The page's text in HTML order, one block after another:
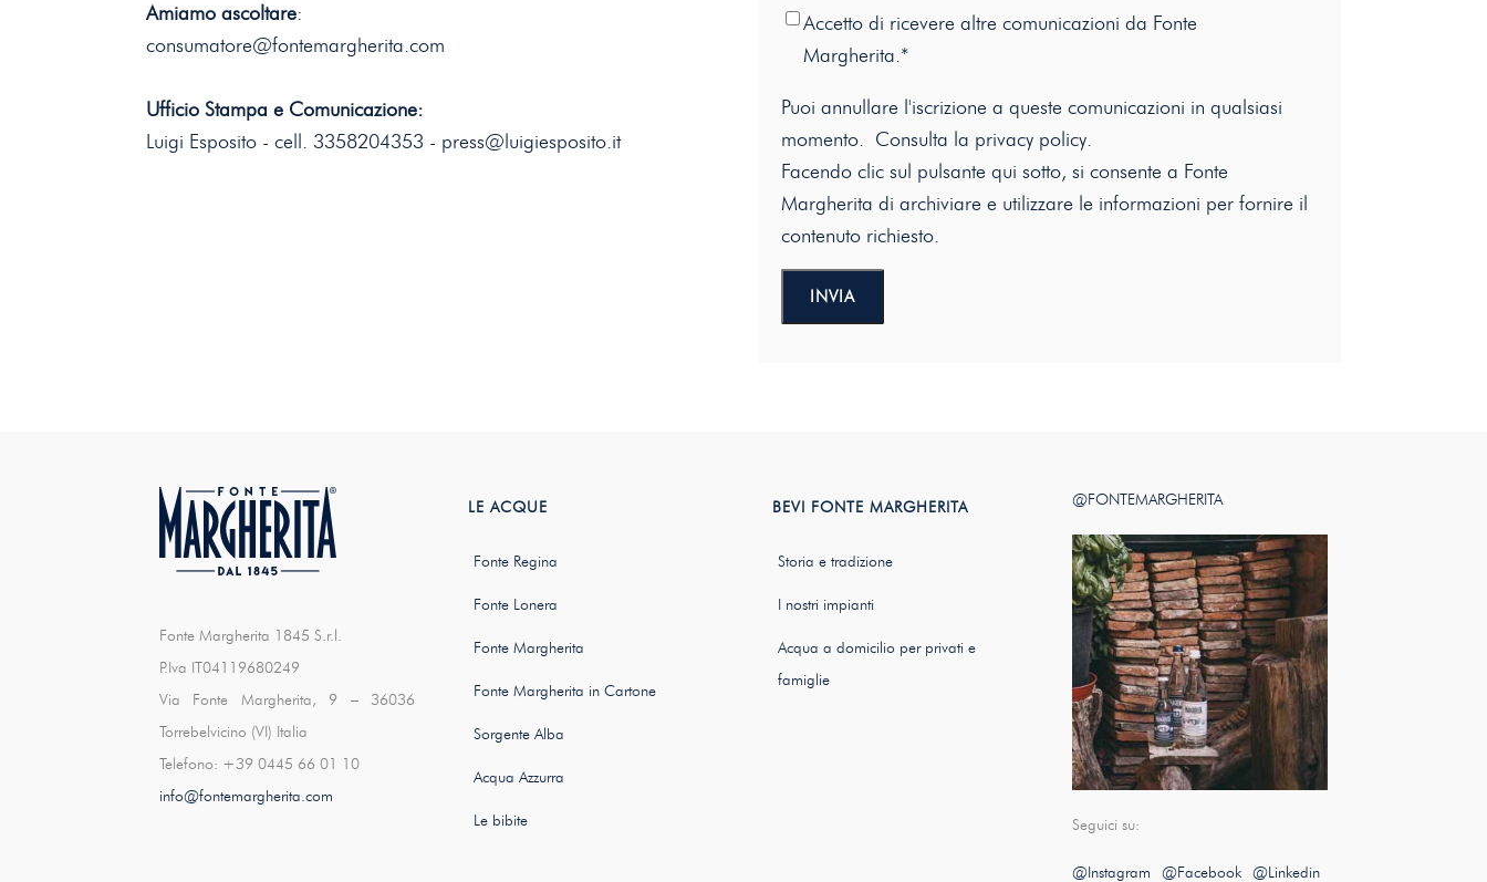
Amiamo ascoltare:
consumatore@fontemargherita.com
Ufficio Stampa e Comunicazione:
Luigi Esposito - cell. 3358204353 - press@luigiesposito.it
Accetto di ricevere altre comunicazioni da Fonte
Margherita.*
Puoi annullare l'iscrizione a queste comunicazioni in qualsiasi
momento. Consulta la privacy policy.
Facendo clic sul pulsante qui sotto, si consente a Fonte
Margherita di archiviare e utilizzare le informazioni per fornire il
contenuto richiesto.
Fonte Margherita 1845 S.r.l.
P.Iva IT04119680249
Via Fonte Margherita, 9 – 36036
Torrebelvicino (VI) Italia
Telefono: +39 0445 66 01 10
info@fontemargherita.com
LE ACQUE
Fonte Regina
Fonte Lonera
Fonte Margherita
Fonte Margherita in Cartone
Sorgente Alba
Acqua Azzurra
Le bibite
BEVI FONTE MARGHERITA
Storia e tradizione
I nostri impianti
Acqua a domicilio per privati e
famiglie
@FONTEMARGHERITA
Seguici su:
@Instagram @Facebook @Linkedin